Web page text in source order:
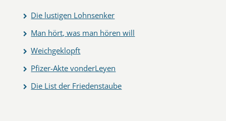
Die lustigen Lohnsenker
Man hört, was man hören will
Weichgeklopft
Pfizer-Akte vonderLeyen
Die List der Friedenstaube